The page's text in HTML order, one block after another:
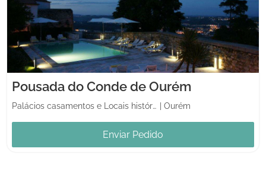
Pousada do Conde de Ourém
Palácios casamentos e Locais históricos Ourém
Enviar Pedido